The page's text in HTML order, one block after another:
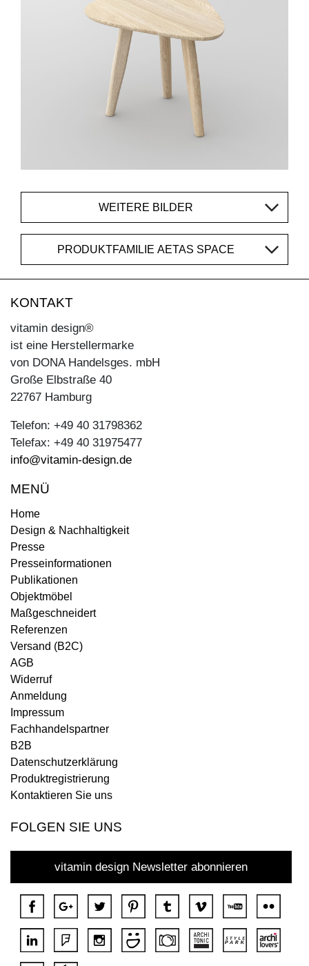
WEITERE BILDER
PRODUKTFAMILIE AETAS SPACE
KONTAKT
vitamin design®
ist eine Herstellermarke
von DONA Handelsges. mbH
Große Elbstraße 40
22767 Hamburg
Telefon: +49 40 31798362
Telefax: +49 40 31975477
info@vitamin-design.de
MENÜ
Home
Design & Nachhaltigkeit
Presse
Presseinformationen
Publikationen
Objektmöbel
Maßgeschneidert
Referenzen
Versand (B2C)
AGB
Widerruf
Anmeldung
Impressum
Fachhandelspartner
B2B
Datenschutzerklärung
Produktregistrierung
Kontaktieren Sie uns
FOLGEN SIE UNS
vitamin design Newsletter abonnieren